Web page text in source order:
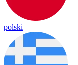
polski